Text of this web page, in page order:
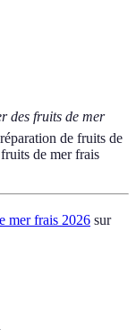
des fruits de mer
de fruits de
de mer frais
mer frais 2026 sur